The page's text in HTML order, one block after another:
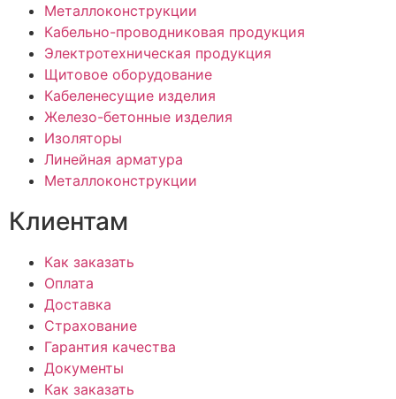
Металлоконструкции
Кабельно-проводниковая продукция
Электротехническая продукция
Щитовое оборудование
Кабеленесущие изделия
Железо-бетонные изделия
Изоляторы
Линейная арматура
Металлоконструкции
Клиентам
Как заказать
Оплата
Доставка
Страхование
Гарантия качества
Документы
Как заказать